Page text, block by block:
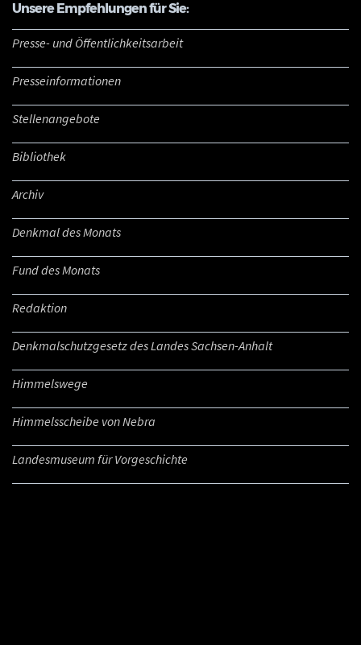
Unsere Empfehlungen für Sie:
Presse- und Öffentlichkeitsarbeit
Presseinformationen
Stellenangebote
Bibliothek
Archiv
Denkmal des Monats
Fund des Monats
Redaktion
Denkmalschutzgesetz des Landes Sachsen-Anhalt
Himmelswege
Himmelsscheibe von Nebra
Landesmuseum für Vorgeschichte